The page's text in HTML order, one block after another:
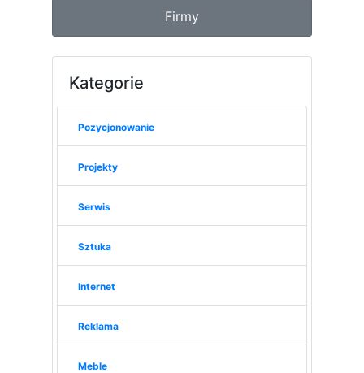
Firmy
Kategorie
Pozycjonowanie
Projekty
Serwis
Sztuka
Internet
Reklama
Meble